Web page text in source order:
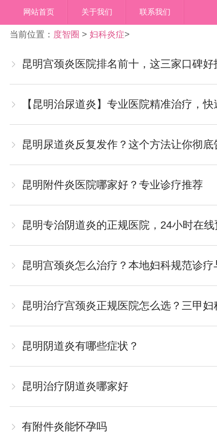
网站首页 关于我们 联系我们
当前位置： 度智圈 > 妇科炎症>
昆明宫颈炎医院排名前十，这三家口碑好
【昆明治尿道炎】专业医院精准治疗，
昆明尿道炎反复发作？这个方法让你彻
昆明附件炎医院哪家好？专业诊疗推荐
昆明专治阴道炎的正规医院，24小时在
昆明宫颈炎怎么治疗？本地妇科规范诊
昆明治疗宫颈炎正规医院怎么选？三甲
昆明阴道炎有哪些症状？
昆明治疗阴道炎哪家好
有附件炎能怀孕吗